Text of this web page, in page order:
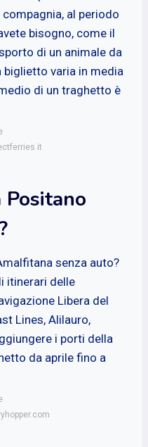
al periodo
bisogno, come il
di un animale da
biglietto varia in media
di un traghetto è
Positano
senza auto?
itinerari delle
Libera del
Lines, Alilauro,
i porti della
da aprile fino a